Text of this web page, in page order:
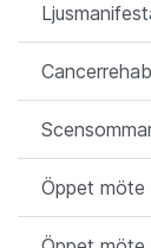
Öppet möte